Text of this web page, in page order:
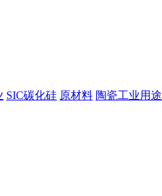
SIC碳化硅 原材料 陶瓷工业用途